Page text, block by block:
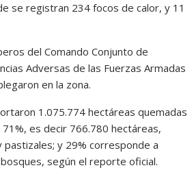
se registran 234 focos de calor, y 11
del Comando Conjunto de
Adversas de las Fuerzas Armadas
en la zona.
1.075.774 hectáreas quemadas
es decir 766.780 hectáreas,
y 29% corresponde a
según el reporte oficial.